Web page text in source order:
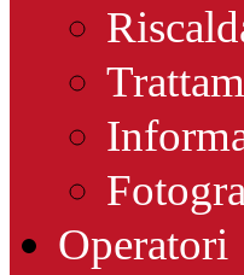
Operatori